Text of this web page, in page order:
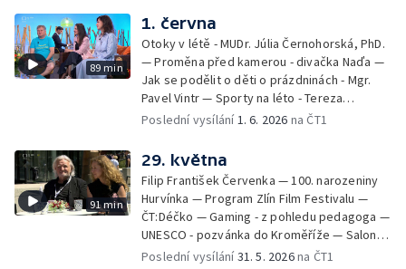
— Batohy do školy i na prázdniny - Mirka
Belhová — Pramen - Ivan Ostrochovský
89 min
1. června
Otoky v létě - MUDr. Júlia Černohorská, PhD.
— Proměna před kamerou - divačka Naďa —
Jak se podělit o děti o prázdninách - Mgr.
Pavel Vintr — Sporty na léto - Tereza
Michalová — Černé ovce — Změny v
v Českém ráji - Tomáš Jeřábek, Magdalena
Borová, Eva Váchová
Poslední vysílání1. 6. 2026 na ČT1
91 min
29. května
Filip František Červenka — 100. narozeniny
Hurvínka — Program Zlín Film Festivalu —
ČT:Déčko — Gaming - z pohledu pedagoga —
UNESCO - pozvánka do Kroměříže — Salon
filmových klapek
Poslední vysílání31. 5. 2026na ČT1